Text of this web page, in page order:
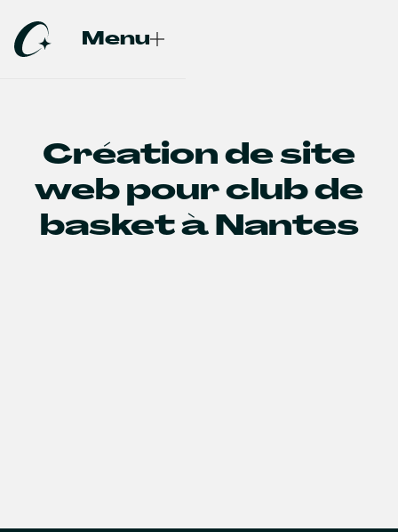
Menu
Création de site
web pour club de
basket à Nantes